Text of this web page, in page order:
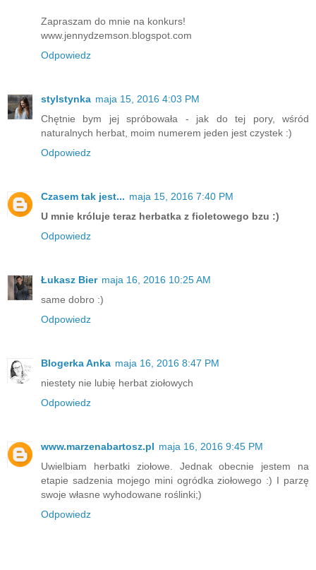
Zapraszam do mnie na konkurs!
www.jennydzemson.blogspot.com
Odpowiedz
stylstynka maja 15, 2016 4:03 PM
Chętnie bym jej spróbowała - jak do tej pory, wśród
naturalnych herbat, moim numerem jeden jest czystek :)
Odpowiedz
Czasem tak jest... maja 15, 2016 7:40 PM
U mnie króluje teraz herbatka z fioletowego bzu :)
Odpowiedz
Łukasz Bier maja 16, 2016 10:25 AM
same dobro :)
Odpowiedz
Blogerka Anka maja 16, 2016 8:47 PM
niestety nie lubię herbat ziołowych
Odpowiedz
www.marzenabartosz.pl maja 16, 2016 9:45 PM
Uwielbiam herbatki ziołowe. Jednak obecnie jestem na
etapie sadzenia mojego mini ogródka ziołowego :) I parzę
swoje własne wyhodowane roślinki;)
Odpowiedz